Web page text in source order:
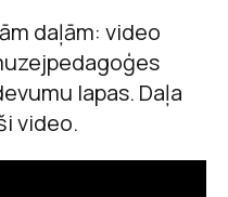
daļām: video
lapas. Daļa
video.